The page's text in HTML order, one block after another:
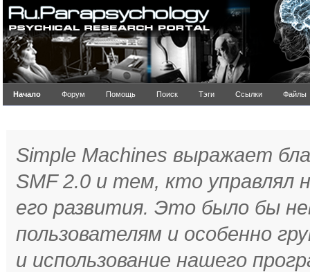
Начало Форум Помощь Поиск Тэги Ссылки Файлы
Simple Machines выражает
SMF 2.0 и тем, кто
его развития. Это было бы
пользователям и особенно
и использование нашего